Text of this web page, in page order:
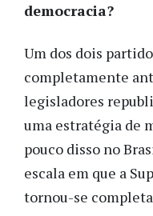
democracia?
Um dos dois
completamente
legisladores
uma estratégia de
pouco disso no
escala em que a
tornou-se